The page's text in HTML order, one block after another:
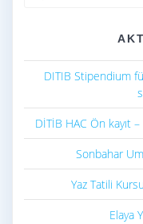
DITIB Stipendium
DİTİB HAC Ön kayıt
Sonbahar
Yaz Tatili
Elaya